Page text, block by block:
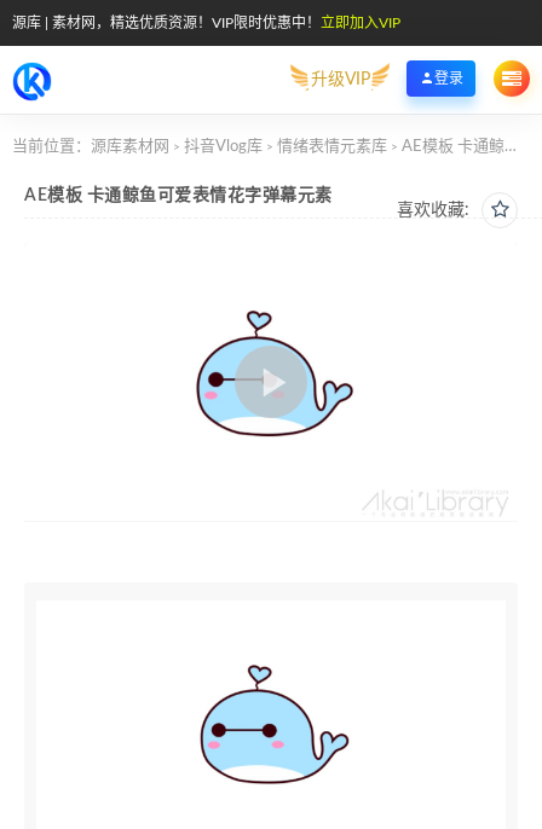
源库 | 素材网，精选优质资源！VIP限时优惠中！ 立即加入VIP
升级VIP 登录
当前位置： 源库素材网 > 抖音Vlog库 > 情绪表情元素库 > AE模板 卡通鲸鱼可爱表情花字弹幕元素
喜欢收藏:
AE模板 卡通鲸鱼可爱表情花字弹幕元素